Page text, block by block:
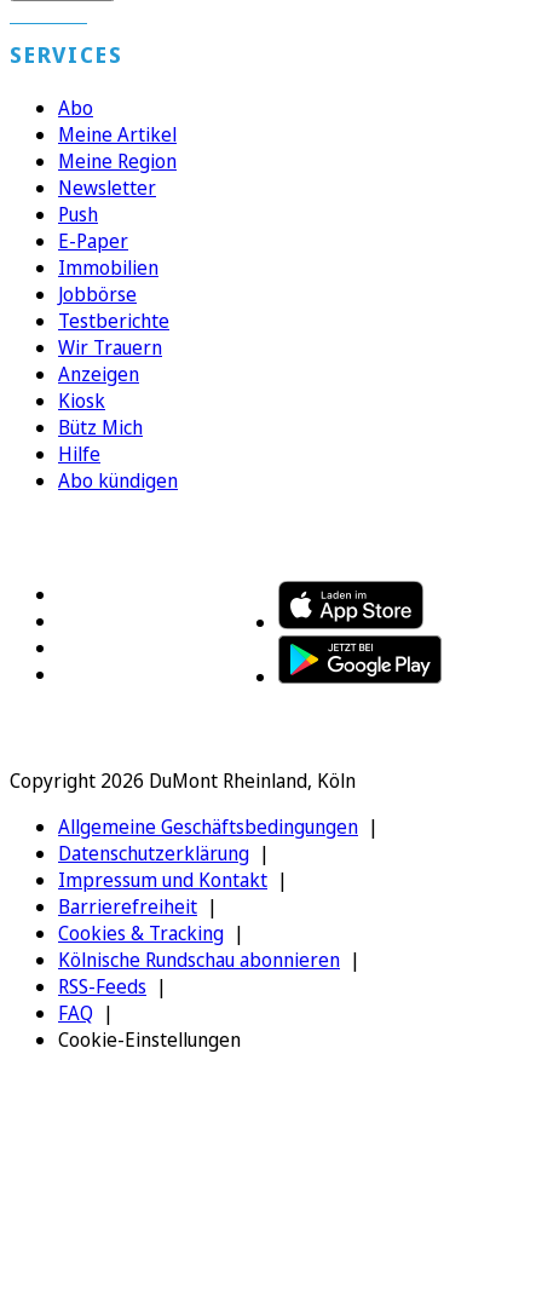
SERVICES
Abo
Meine Artikel
Meine Region
Newsletter
Push
E-Paper
Immobilien
Jobbörse
Testberichte
Wir Trauern
Anzeigen
Kiosk
Bütz Mich
Hilfe
Abo kündigen
Copyright 2026 DuMont Rheinland, Köln
Allgemeine Geschäftsbedingungen
Datenschutzerklärung
Impressum und Kontakt
Barrierefreiheit
Cookies & Tracking
Kölnische Rundschau abonnieren
RSS-Feeds
FAQ
Cookie-Einstellungen